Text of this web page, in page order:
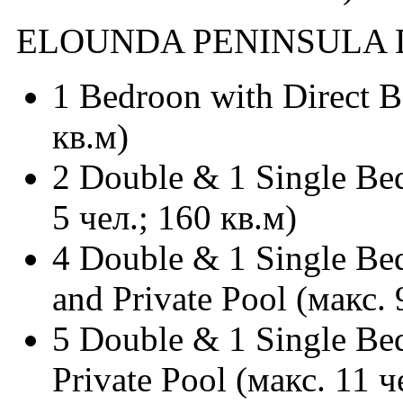
ELOUNDA PENINSULA
1 Bedroon with Direct
кв.м)
2 Double & 1 Single
5 чел.; 160 кв.м)
4 Double & 1 Single
and Private Pool (макс.
5 Double & 1 Single
Private Pool (макс. 11